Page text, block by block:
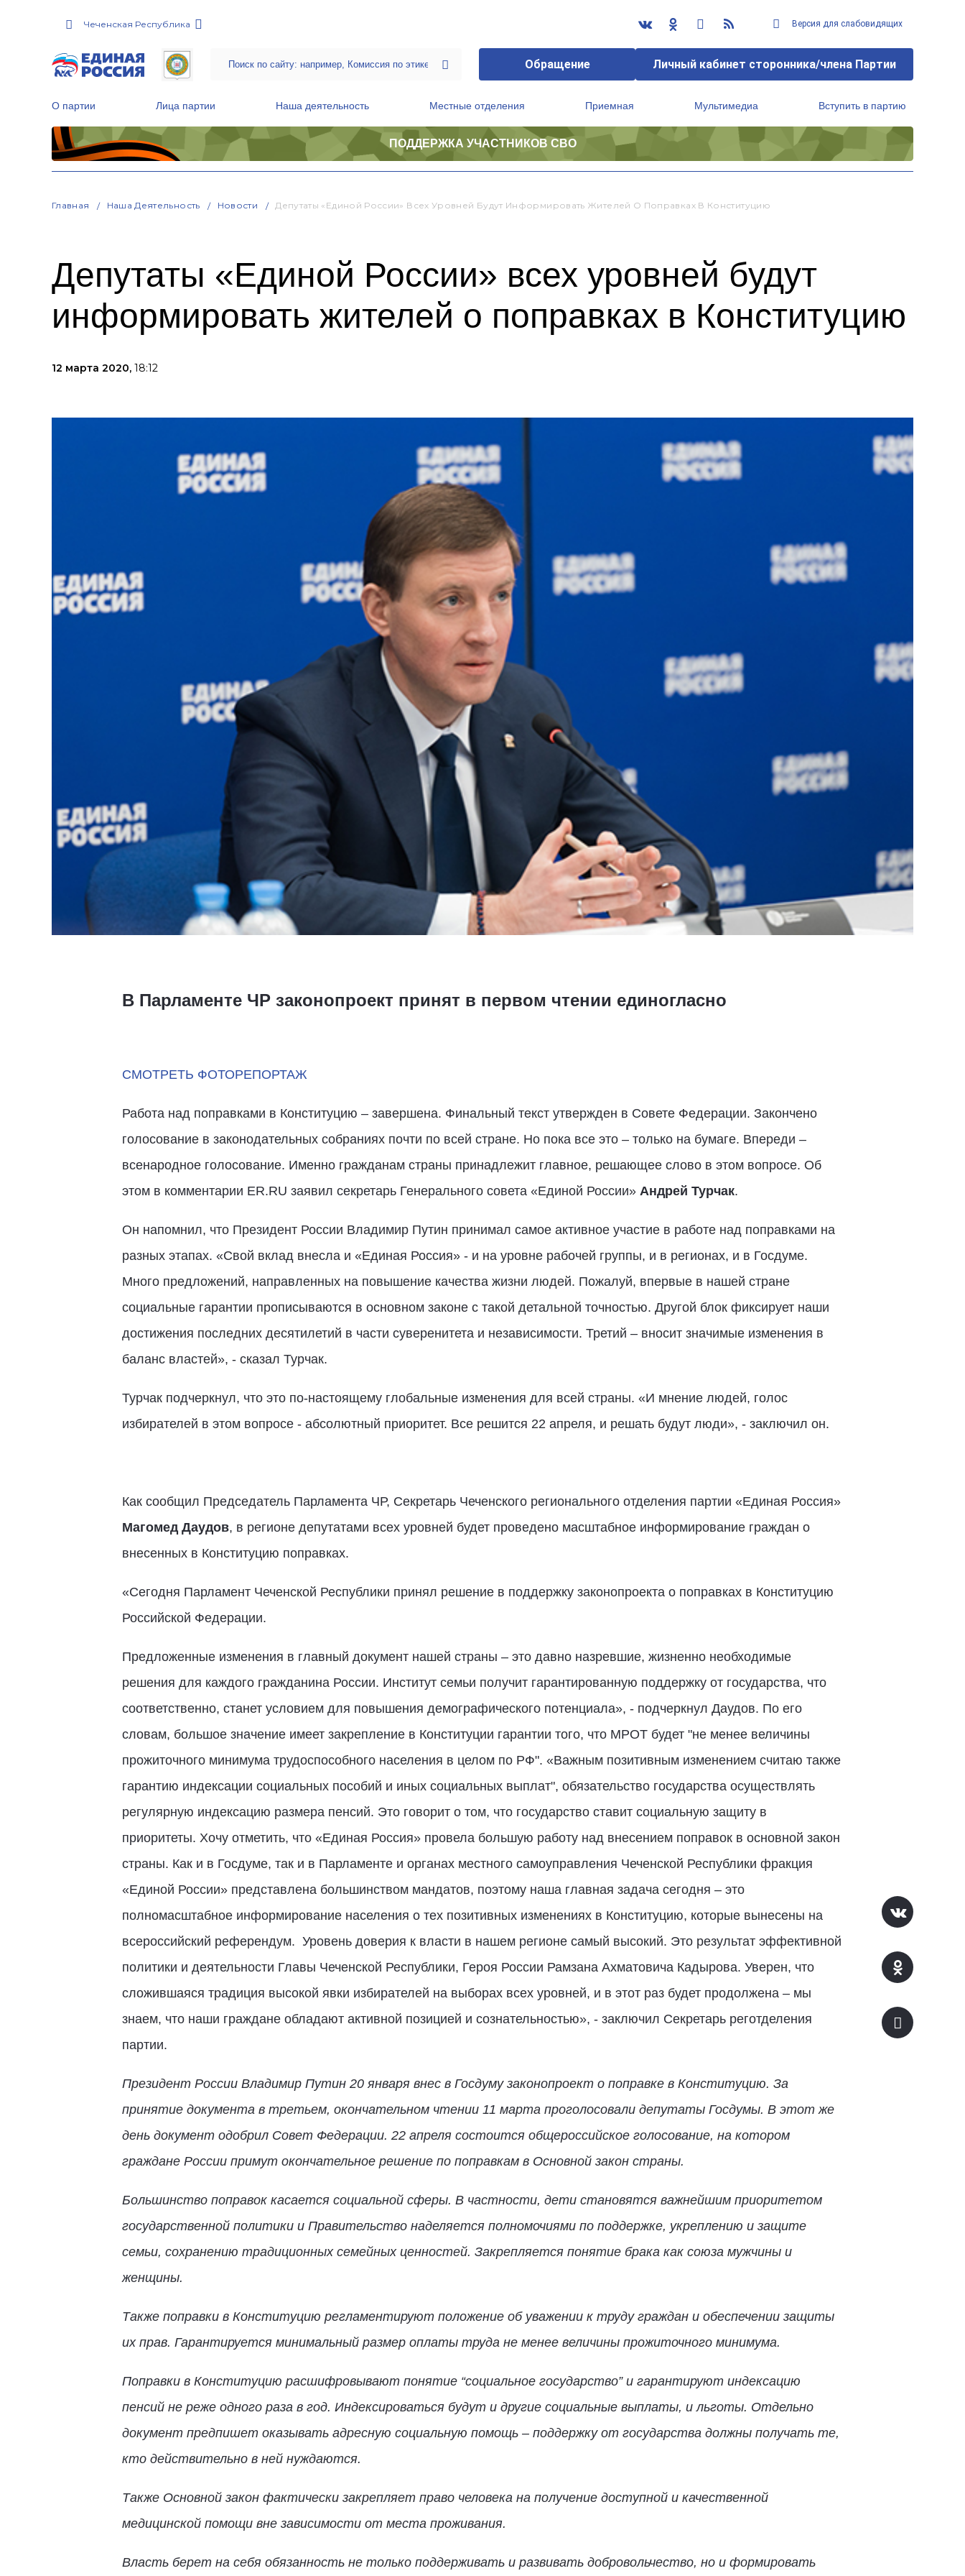
Чеченская Республика Версия для слабовидящих
Обращение Личный кабинет сторонника/члена Партии
О партии Лица партии Наша деятельность Местные отделения Приемная Мультимедиа Вступить в партию
ПОДДЕРЖКА УЧАСТНИКОВ СВО
Главная Наша Деятельность Новости Депутаты «Единой России» Всех Уровней Будут Информировать Жителей О Поправках В Конституцию
Депутаты «Единой России» всех уровней будут
информировать жителей о поправках в Конституцию
12 марта 2020, 18:12
В Парламенте ЧР законопроект принят в первом чтении единогласно
СМОТРЕТЬ ФОТОРЕПОРТАЖ
Работа над поправками в Конституцию – завершена. Финальный текст утвержден в Совете Федерации. Закончено
голосование в законодательных собраниях почти по всей стране. Но пока все это – только на бумаге. Впереди –
всенародное голосование. Именно гражданам страны принадлежит главное, решающее слово в этом вопросе. Об
этом в комментарии ER.RU заявил секретарь Генерального совета «Единой России» Андрей Турчак.
Он напомнил, что Президент России Владимир Путин принимал самое активное участие в работе над поправками на
разных этапах. «Свой вклад внесла и «Единая Россия» - и на уровне рабочей группы, и в регионах, и в Госдуме.
Много предложений, направленных на повышение качества жизни людей. Пожалуй, впервые в нашей стране
социальные гарантии прописываются в основном законе с такой детальной точностью. Другой блок фиксирует наши
достижения последних десятилетий в части суверенитета и независимости. Третий – вносит значимые изменения в
баланс властей», - сказал Турчак.
Турчак подчеркнул, что это по-настоящему глобальные изменения для всей страны. «И мнение людей, голос
избирателей в этом вопросе - абсолютный приоритет. Все решится 22 апреля, и решать будут люди», - заключил он.
Как сообщил Председатель Парламента ЧР, Секретарь Чеченского регионального отделения партии «Единая Россия»
Магомед Даудов, в регионе депутатами всех уровней будет проведено масштабное информирование граждан о
внесенных в Конституцию поправках.
«Сегодня Парламент Чеченской Республики принял решение в поддержку законопроекта о поправках в Конституцию
Российской Федерации.
Предложенные изменения в главный документ нашей страны – это давно назревшие, жизненно необходимые
решения для каждого гражданина России. Институт семьи получит гарантированную поддержку от государства, что
соответственно, станет условием для повышения демографического потенциала», - подчеркнул Даудов. По его
словам, большое значение имеет закрепление в Конституции гарантии того, что МРОТ будет "не менее величины
прожиточного минимума трудоспособного населения в целом по РФ". «Важным позитивным изменением считаю также
гарантию индексации социальных пособий и иных социальных выплат", обязательство государства осуществлять
регулярную индексацию размера пенсий. Это говорит о том, что государство ставит социальную защиту в
приоритеты. Хочу отметить, что «Единая Россия» провела большую работу над внесением поправок в основной закон
страны. Как и в Госдуме, так и в Парламенте и органах местного самоуправления Чеченской Республики фракция
«Единой России» представлена большинством мандатов, поэтому наша главная задача сегодня – это
полномасштабное информирование населения о тех позитивных изменениях в Конституцию, которые вынесены на
всероссийский референдум. Уровень доверия к власти в нашем регионе самый высокий. Это результат эффективной
политики и деятельности Главы Чеченской Республики, Героя России Рамзана Ахматовича Кадырова. Уверен, что
сложившаяся традиция высокой явки избирателей на выборах всех уровней, и в этот раз будет продолжена – мы
знаем, что наши граждане обладают активной позицией и сознательностью», - заключил Секретарь реготделения
партии.
Президент России Владимир Путин 20 января внес в Госдуму законопроект о поправке в Конституцию. За
принятие документа в третьем, окончательном чтении 11 марта проголосовали депутаты Госдумы. В этот же
день документ одобрил Совет Федерации. 22 апреля состоится общероссийское голосование, на котором
граждане России примут окончательное решение по поправкам в Основной закон страны.
Большинство поправок касается социальной сферы. В частности, дети становятся важнейшим приоритетом
государственной политики и Правительство наделяется полномочиями по поддержке, укреплению и защите
семьи, сохранению традиционных семейных ценностей. Закрепляется понятие брака как союза мужчины и
женщины.
Также поправки в Конституцию регламентируют положение об уважении к труду граждан и обеспечении защиты
их прав. Гарантируется минимальный размер оплаты труда не менее величины прожиточного минимума.
Поправки в Конституцию расшифровывают понятие “социальное государство” и гарантируют индексацию
пенсий не реже одного раза в год. Индексироваться будут и другие социальные выплаты, и льготы. Отдельно
документ предпишет оказывать адресную социальную помощь – поддержку от государства должны получать те,
кто действительно в ней нуждаются.
Также Основной закон фактически закрепляет право человека на получение доступной и качественной
медицинской помощи вне зависимости от места проживания.
Власть берет на себя обязанность не только поддерживать и развивать добровольчество, но и формировать